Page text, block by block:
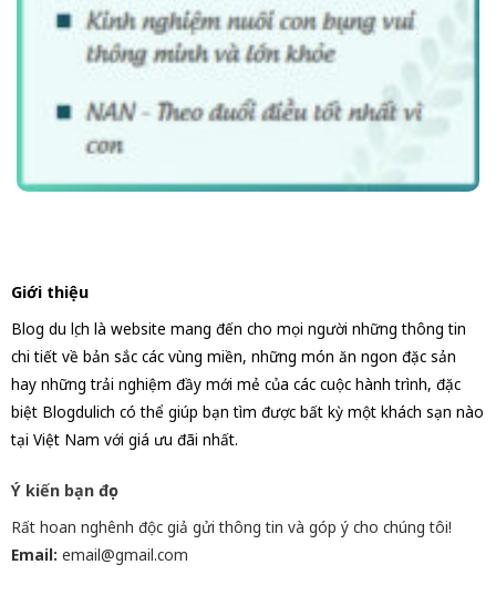
Giới thiệu
Blog du lịch là website mang đến cho mọi người những thông tin
chi tiết về bản sắc các vùng miền, những món ăn ngon đặc sản
hay những trải nghiệm đầy mới mẻ của các cuộc hành trình, đặc
biệt Blogdulich có thể giúp bạn tìm được bất kỳ một khách sạn nào
tại Việt Nam với giá ưu đãi nhất.
Ý kiến bạn đọc
Rất hoan nghênh độc giả gửi thông tin và góp ý cho chúng tôi!
Email: email@gmail.com